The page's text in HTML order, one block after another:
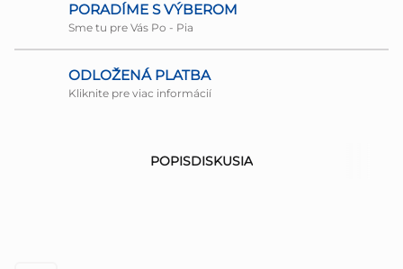
PORADÍME S VÝBEROM
Sme tu pre Vás Po - Pia
ODLOŽENÁ PLATBA
Kliknite pre viac informácií
POPISDISKUSIA